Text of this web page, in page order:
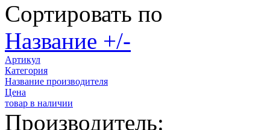
Сортировать по
Название +/-
Артикул
Категория
Название производителя
Цена
товар в наличии
Производитель: